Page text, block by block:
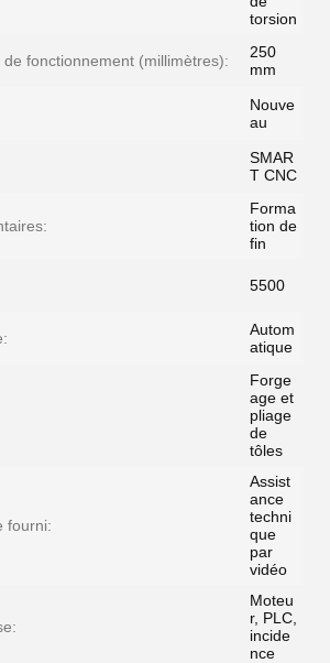
torsion
fonctionnement (millimètres):
250
mm
Nouve
au
SMAR
T CNC
Forma
tion de
fin
5500
Autom
atique
Forge
age et
pliage
de
tôles
fourni:
Assist
ance
techni
que
par
vidéo
Moteu
r, PLC,
incide
nce